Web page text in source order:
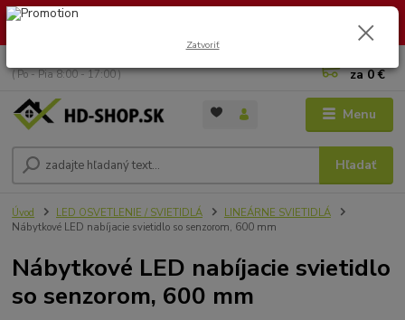
🏖️ DOVOLENKA 30.7.2026 – 9.8.2026 · Objednávky vybavíme po
Menu
Hľadať
( Po - Pia 8:00 - 17:00 )
za0 €
Úvod LED OSVETLENIE / SVIETIDLÁ
LINEÁRNE SVIETIDLÁ
Nábytkové LED nabíjacie svietidlo so senzorom, 600 mm
Nábytkové LED nabíjacie svietidlo
so senzorom, 600 mm
Zatvoriť